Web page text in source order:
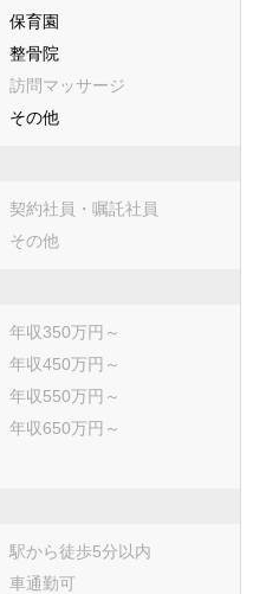
徳島県
保育園
整骨院
訪問マッサージ
その他
契約社員・嘱託社員
その他
年収350万円～
年収450万円～
年収550万円～
年収650万円～
駅から徒歩5分以内
車通勤可